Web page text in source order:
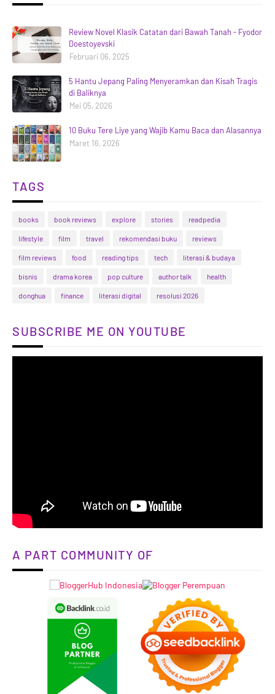
Review Novel Klasik Catatan dari Bawah Tanah - Fyodor
Doestoyevski
Februari 06, 2025
5 Hantu Jepang Paling Menyeramkan dan Kisah Tragis
di Baliknya
Mei 05, 2026
10 Buku Tere Liye yang Wajib Kamu Baca dan Alasannya
Maret 16, 2026
TAGS
books book reviews explore stories readpedia
lifestyle film travel rekomendasi buku reviews
film reviews food reading tips tech literasi & budaya
bisnis drama korea pop culture author talk health
donghua finance literasi digital resolusi 2026
SUBSCRIBE ME ON YOUTUBE
A PART COMMUNITY OF